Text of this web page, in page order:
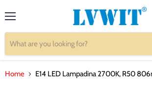
Home E14 LED Lampadina 2700K, R50